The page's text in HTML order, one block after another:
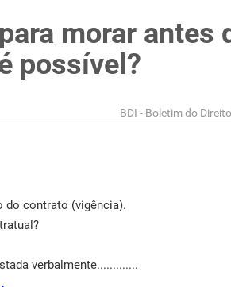
morar antes
possível?
BDI - Boletim do
do contrato (vigência).
verbalmente.............